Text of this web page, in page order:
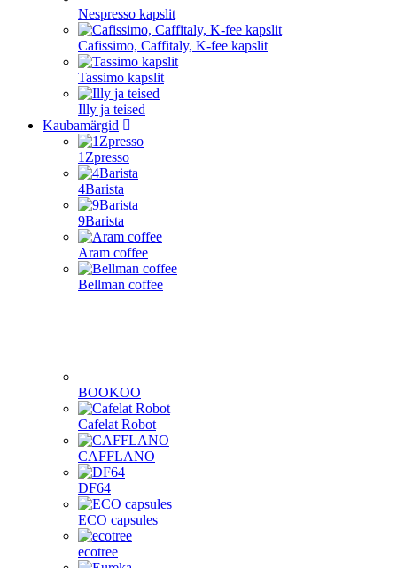
Nespresso kapslit
Cafissimo, Caffitaly, K-fee kapslit
Tassimo kapslit
Illy ja teised
Kaubamärgid
1Zpresso
4Barista
9Barista
Aram coffee
Bellman coffee
BOOKOO
Cafelat Robot
CAFFLANO
DF64
ECO capsules
ecotree